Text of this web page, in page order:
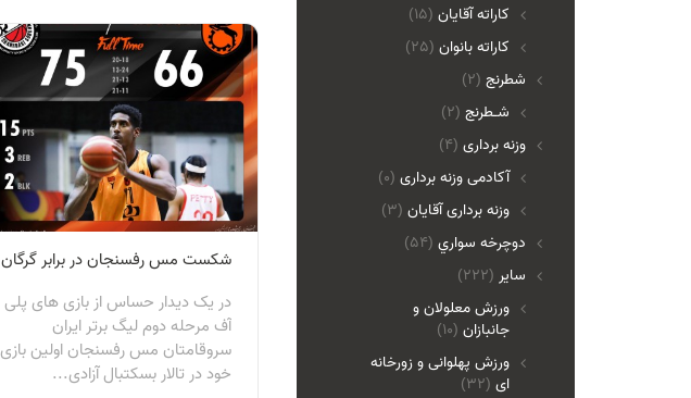
شكست مس رفسنجان در برابر گرگان
در يک ديدار حساس از بازی های پلی
آف مرحله دوم ليگ برتر ايران
سروقامتان مس رفسنجان اولين بازی
خود در تالار بسكتبال آزادی...
کاراته آقایان (15)
کاراته بانوان (25)
(2) شطرنج
شـطرنج (2)
(4) وزنه برداری
آکادمی وزنه برداری (0)
وزنه برداری آقایان (3)
(54) دوچرخه سواري
(222) ساير
ورزش معلولان و
جانبازان (10)
ورزش پهلوانی و زورخانه
ای (32)